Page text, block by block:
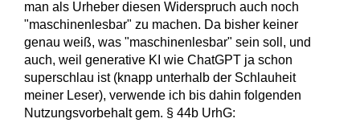
man als Urheber diesen Widerspruch auch noch
"maschinenlesbar" zu machen. Da bisher keiner
genau weiß, was "maschinenlesbar" sein soll, und
auch, weil generative KI wie ChatGPT ja schon
superschlau ist (knapp unterhalb der Schlauheit
meiner Leser), verwende ich bis dahin folgenden
Nutzungsvorbehalt gem. § 44b UrhG: